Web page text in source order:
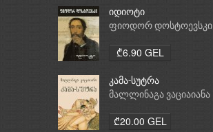
იდიოტი
ფიოდორ დოსტოევსკი
₾6.90 GEL
კამა-სუტრა
მალლინაგა ვაციაიანა
₾20.00 GEL